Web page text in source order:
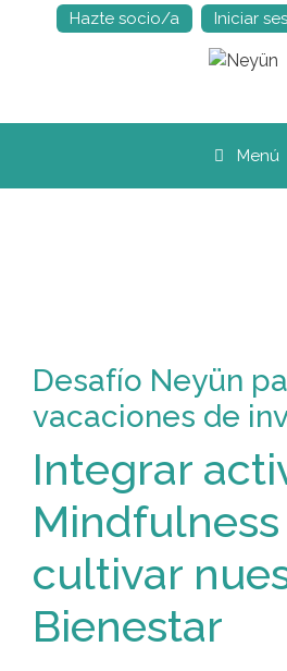
Hazte socio/a Iniciar
Menú
Desafío Neyün
vacaciones de
Integrar
cultivar
Bienestar